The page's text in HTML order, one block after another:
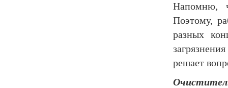
Напомню,
Поэтому,
разных
решает